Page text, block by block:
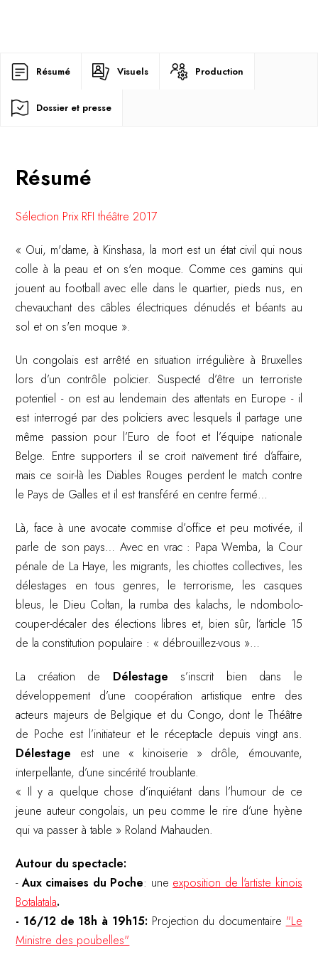
Résumé Visuels Production
Dossier et presse
Résumé
Sélection Prix RFI théâtre 2017
« Oui, m'dame, à Kinshasa, la mort est un état civil qui nous
colle à la peau et on s'en moque. Comme ces gamins qui
jouent au football avec elle dans le quartier, pieds nus, en
chevauchant des câbles électriques dénudés et béants au
sol et on s'en moque ».
Un congolais est arrêté en situation irrégulière à Bruxelles
lors d’un contrôle policier. Suspecté d’être un terroriste
potentiel - on est au lendemain des attentats en Europe - il
est interrogé par des policiers avec lesquels il partage une
même passion pour l’Euro de foot et l’équipe nationale
Belge. Entre supporters il se croit naïvement tiré d’affaire,
mais ce soir-là les Diables Rouges perdent le match contre
le Pays de Galles et il est transféré en centre fermé…
Là, face à une avocate commise d’office et peu motivée, il
parle de son pays… Avec en vrac : Papa Wemba, la Cour
pénale de La Haye, les migrants, les chiottes collectives, les
délestages en tous genres, le terrorisme, les casques
bleus, le Dieu Coltan, la rumba des kalachs, le ndombolo-
couper-décaler des élections libres et, bien sûr, l’article 15
de la constitution populaire : « débrouillez-vous »…
La création de Délestage s’inscrit bien dans le
développement d’une coopération artistique entre des
acteurs majeurs de Belgique et du Congo, dont le Théâtre
de Poche est l’initiateur et le réceptacle depuis vingt ans.
Délestage est une « kinoiserie » drôle, émouvante,
interpellante, d’une sincérité troublante.
« Il y a quelque chose d’inquiétant dans l’humour de ce
jeune auteur congolais, un peu comme le rire d’une hyène
qui va passer à table » Roland Mahauden.
Autour du spectacle:
-Aux cimaises du Poche: une exposition de l'artiste kinois
Botalatala.
- 16/12 de 18h à 19h15: Projection du documentaire "Le
Ministre des poubelles"